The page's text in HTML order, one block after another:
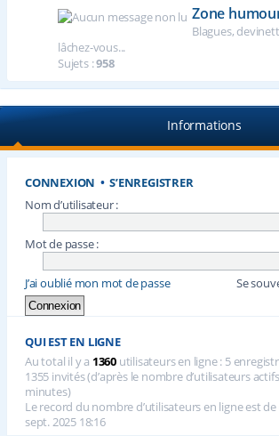
Zone
Blagues,
lâchez-vous...
Sujets :958
Informations
CONNEXION •S’ENREGISTRER
Nom d’utilisateur :
Mot de passe :
J’ai oublié mon mot de passe Se
QUI EST EN LIGNE
Au total il y a 1360 utilisateurs en ligne : 5
1355 invités (d’après le nombre d’utilisateurs
minutes)
Le record du nombre d’utilisateurs en ligne est de
sept. 2025 18:16